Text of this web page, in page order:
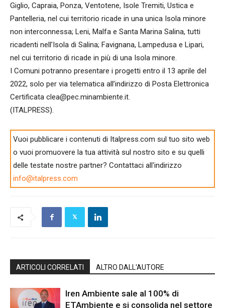
Giglio, Capraia, Ponza, Ventotene, Isole Tremiti, Ustica e
Pantelleria, nel cui territorio ricade in una unica Isola minore
non interconnessa; Leni, Malfa e Santa Marina Salina, tutti
ricadenti nell’Isola di Salina; Favignana, Lampedusa e Lipari,
nel cui territorio di ricade in più di una Isola minore.
I Comuni potranno presentare i progetti entro il 13 aprile del
2022, solo per via telematica all’indirizzo di Posta Elettronica
Certificata clea@pec.minambiente.it.
(ITALPRESS).
Vuoi pubblicare i contenuti di Italpress.com sul tuo sito web
o vuoi promuovere la tua attività sul nostro sito e su quelli
delle testate nostre partner? Contattaci all'indirizzo
info@italpress.com
ARTICOLI CORRELATI ALTRO DALL'AUTORE
Iren Ambiente sale al 100% di
ETAmbiente e si consolida nel settore